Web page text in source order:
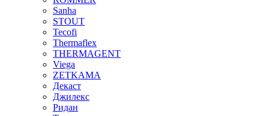
Sanha
STOUT
Tecofi
Thermaflex
THERMAGENT
Viega
ZETKAMA
Декаст
Джилекс
Ридан